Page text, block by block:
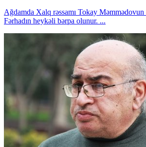
Ağdamda Xalq rəssamı Tokay
Fərhadın heykəli bərpa olunur. ...